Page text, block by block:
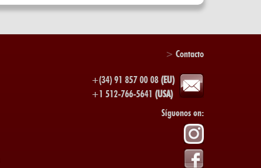
> Contacto
+(34) 91 857 00 08 (EU)
+1 512-766-5641 (USA)
Síguenos en: